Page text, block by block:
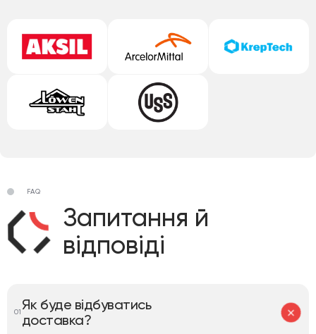
FAQ
Запитання й
відповіді
01Як буде відбуватись
доставка?